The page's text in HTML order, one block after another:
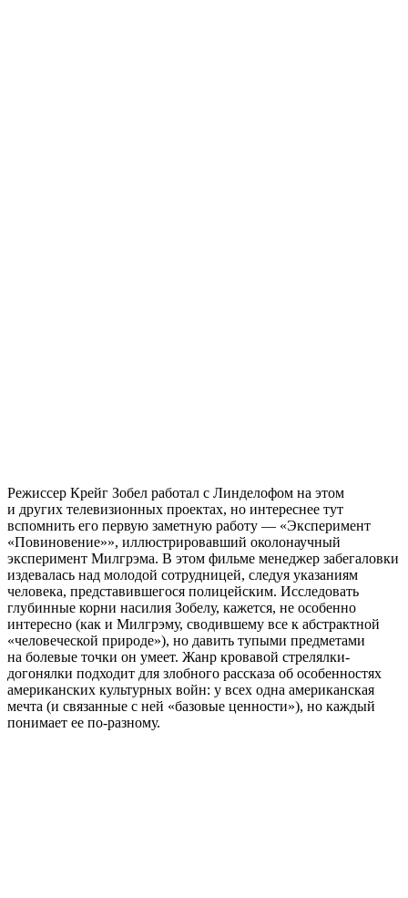
Режиссер Крейг Зобел работал с Линделофом на этом
и других телевизионных проектах, но интереснее тут
вспомнить его первую заметную работу — «Эксперимент
«Повиновение»», иллюстрировавший околонаучный
эксперимент Милгрэма. В этом фильме менеджер забегаловки
издевалась над молодой сотрудницей, следуя указаниям
человека, представившегося полицейским. Исследовать
глубинные корни насилия Зобелу, кажется, не особенно
интересно (как и Милгрэму, сводившему все к абстрактной
«человеческой природе»), но давить тупыми предметами
на болевые точки он умеет. Жанр кровавой стрелялки-
догонялки подходит для злобного рассказа об особенностях
американских культурных войн: у всех одна американская
мечта (и связанные с ней «базовые ценности»), но каждый
понимает ее по-разному.